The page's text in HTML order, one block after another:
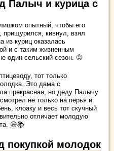
Палыч и курица с
опытный, чтобы его
кивнул, взял
из куриц оказалась
и с таким жизненным
один сельский сезон. 🤨
тот только
Это дама с
прекрасная, но деду Палычу
не только на перья и
клоаку и весь тот скучный
отличает молодую
😄📚
покупкой молодок